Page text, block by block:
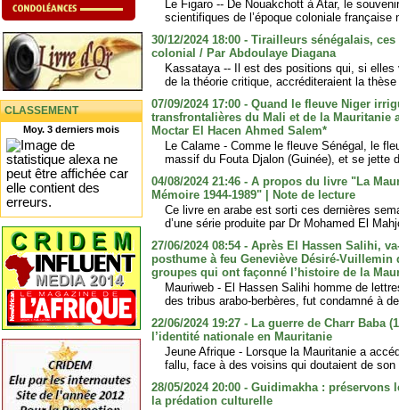
CLASSEMENT
Moy. 3 derniers mois
Le Figaro -- De Nouakchott à Atar, le
scientifiques de l’époque coloniale française
30/12/2024 18:00 - Tirailleurs sénégalais,
colonial / Par Abdoulaye Diagana
Kassataya -- Il est des positions qui, si
de la théorie critique, accréditeraient la
07/09/2024 17:00 - Quand le fleuve Niger
transfrontalières du Mali et de la Mauritanie
Moctar El Hacen Ahmed Salem*
Le Calame - Comme le fleuve Sénégal, le
massif du Fouta Djalon (Guinée), et se jette
04/08/2024 21:46 - A propos du livre "La
Mémoire 1944-1989" | Note de lecture
Ce livre en arabe est sorti ces dernières
d’une série produite par Dr Mohamed El
27/06/2024 08:54 - Après El Hassen Salihi,
posthume à feu Geneviève Désiré-
groupes qui ont façonné l’histoire de la
Mauriweb - El Hassen Salihi homme de
des tribus arabo-berbères, fut condamné à
22/06/2024 19:27 - La guerre de Charr Baba
l’identité nationale en Mauritanie
Jeune Afrique - Lorsque la Mauritanie a
fallu, face à des voisins qui doutaient de
28/05/2024 20:00 - Guidimakha :
la prédation culturelle